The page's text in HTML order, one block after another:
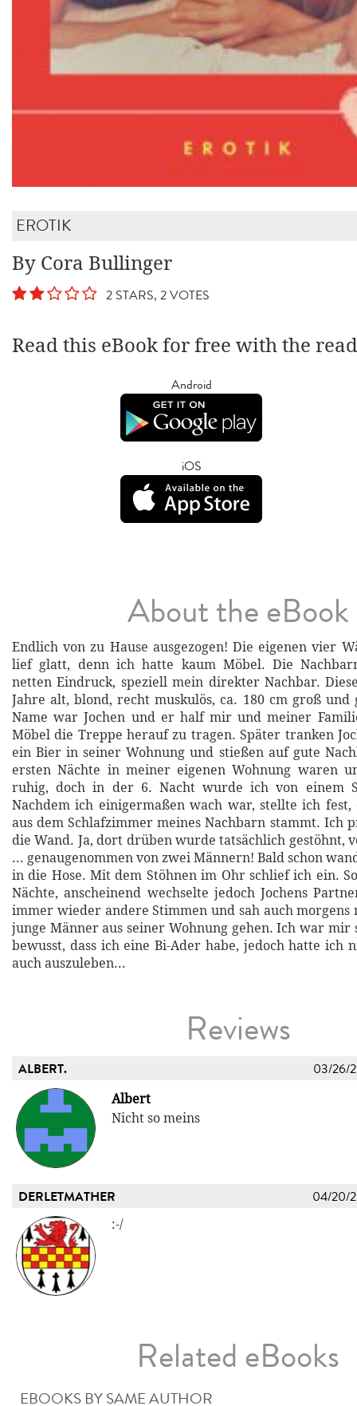
EROTIK
By Cora Bullinger
2 STARS, 2 VOTES
Read this eBook for free with the
Android
iOS
About the eBook
Endlich von zu Hause ausgezogen! Die eigenen vier
lief glatt, denn ich hatte kaum Möbel. Die
netten Eindruck, speziell mein direkter Nachbar.
Jahre alt, blond, recht muskulös, ca. 180 cm groß
Name war Jochen und er half mir und meiner
Möbel die Treppe herauf zu tragen. Später tranken
ein Bier in seiner Wohnung und stießen auf gute
ersten Nächte in meiner eigenen Wohnung waren
ruhig, doch in der 6. Nacht wurde ich von einem
Nachdem ich einigermaßen wach war, stellte ich fest,
aus dem Schlafzimmer meines Nachbarn stammt. Ich
die Wand. Ja, dort drüben wurde tatsächlich gestöhnt,
... genaugenommen von zwei Männern! Bald schon
in die Hose. Mit dem Stöhnen im Ohr schlief ich ein.
Nächte, anscheinend wechselte jedoch Jochens
immer wieder andere Stimmen und sah auch morgens
junge Männer aus seiner Wohnung gehen. Ich war mir
bewusst, dass ich eine Bi-Ader habe, jedoch hatte ich
auch auszuleben...
Reviews
ALBERT. 03/26/
Albert
Nicht so meins
DERLETMATHER 04/20/
:-/
Related eBooks
EBOOKS BY SAME AUTHOR